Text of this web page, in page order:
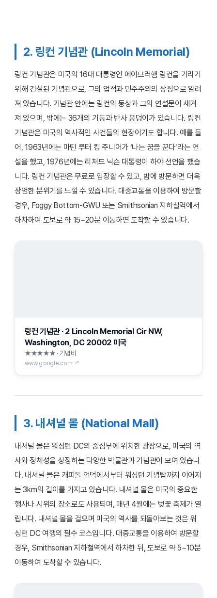
2. 링컨 기념관 (Lincoln Memorial)
링컨 기념관은 미국의 16대 대통령인 에이브러햄 링컨을 기리기
위해 건설된 기념관으로, 그의 업적과 민주주의의 상징으로 알려
져 있습니다. 기념관 안에는 링컨의 동상과 그의 연설문이 새겨
져 있으며, 밖에는 36개의 기둥과 반사 웅덩이가 있습니다. 링컨
기념관은 미국의 역사적인 사건들의 현장이기도 합니다. 예를 들
어, 1963년에는 마틴 루터 킹 주니어가 ‘나는 꿈을 꾼다’라는 연
설을 했고, 1976년에는 리처드 닉슨 대통령이 하야 선언을 했습
니다. 링컨 기념관은 무료로 입장할 수 있고, 밤에 방문하면 더욱
장엄한 분위기를 느낄 수 있습니다. 대중교통을 이용하여 방문할
경우, Foggy Bottom-GWU 또는 Smithsonian 지하철역에서
하차하여 도보로 약 15~20분 이동하면 도착할 수 있습니다.
링컨 기념관 · 2 Lincoln Memorial Cir NW,
Washington, DC 20002 미국
★★★★★ · 기념비
www.google.com ↗
3. 내셔널 몰 (National Mall)
내셔널 몰은 워싱턴 DC의 중심부에 위치한 광장으로, 미국의 역
사와 정체성을 상징하는 다양한 박물관과 기념관이 모여 있습니
다. 내셔널 몰은 캐피톨 언덕에서부터 워싱턴 기념탑까지 이어지
는 3km의 길이를 가지고 있습니다. 내셔널 몰은 미국의 중요한
행사나 시위의 장소로도 사용되며, 매년 4월에는 벚꽃 축제가 열
립니다. 내셔널 몰을 걸으며 미국의 역사를 되돌아보는 것은 워
싱턴 DC 여행의 필수 코스입니다. 대중교통을 이용하여 방문할
경우, Smithsonian 지하철역에서 하차한 뒤, 도보로 약 5~10분
이동하여 도착할 수 있습니다.